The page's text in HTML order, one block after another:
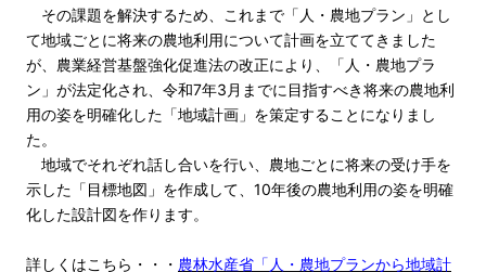
その課題を解決するため、これまで「人・農地プラン」とし
て地域ごとに将来の農地利用について計画を立ててきました
が、農業経営基盤強化促進法の改正により、「人・農地プラ
ン」が法定化され、令和7年3月までに目指すべき将来の農地利
用の姿を明確化した「地域計画」を策定することになりまし
た。
地域でそれぞれ話し合いを行い、農地ごとに将来の受け手を
示した「目標地図」を作成して、10年後の農地利用の姿を明確
化した設計図を作ります。
詳しくはこちら・・・ 農林水産省「人・農地プランから地域計